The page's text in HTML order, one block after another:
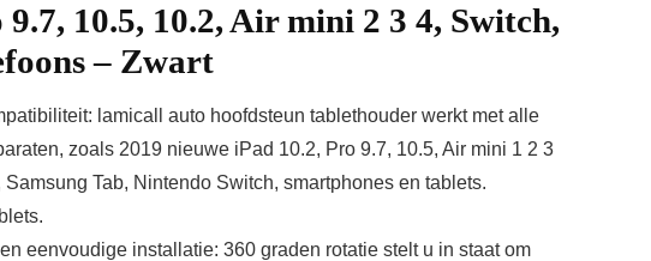
10.5, 10.2, Air mini 2 3 4, Switch,
– Zwart
lamicall auto hoofdsteun tablethouder werkt met alle
zoals 2019 nieuwe iPad 10.2, Pro 9.7, 10.5, Air mini 1 2 3
Samsung Tab, Nintendo Switch, smartphones en tablets.
eenvoudige installatie: 360 graden rotatie stelt u in staat om